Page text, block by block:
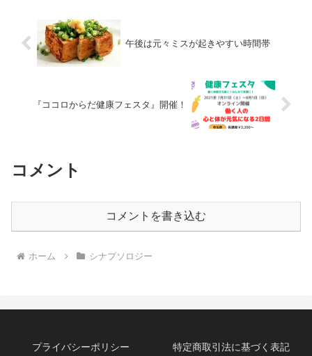
を見るのが楽しみですね！今日の
脳のお話しは景色についてです。
POI...
午後は元々ミスが起きやすい時間帯
『ココロからだ健康フェスタ』開催！
コメント
コメントを書き込む
ホーム シナプソロジー
プライバシーポリシー 特定商取引法に基づく表記